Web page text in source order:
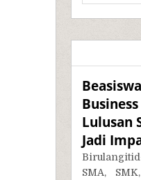
Lulusan
Jadi
SMA,